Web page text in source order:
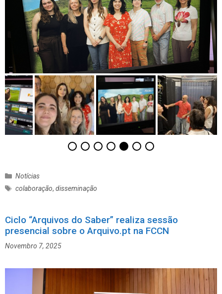
C
a
g
i
s
Notícias
E
q
u
t
s
colaboração,disseminação
Ciclo “Arquivos do Saber” realiza sessão
presencial sobre o Arquivo.pt na FCCN
Novembro 7, 2025